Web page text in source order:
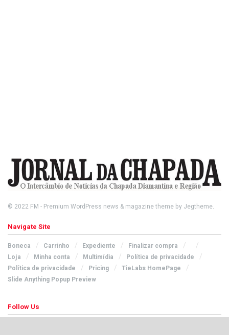
© 2022 FM - Premium WordPress news & magazine theme by Jegtheme.
Navigate Site
Boneca Carrinho Expediente
Finalizar compra
Loja
Minha conta Multimídia
Política de privacidade
Política de privacidade
Pricing
TieLabs HomePage
Slide Anything Popup Preview
Follow Us